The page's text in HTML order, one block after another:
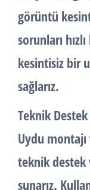
görüntü
sorunları
kesintisiz bir
sağlarız.
Teknik
Uydu
teknik destek
sunarız.